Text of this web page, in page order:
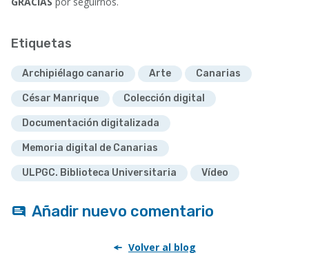
Etiquetas
Archipiélago canario Arte Canarias
César Manrique Colección digital
Documentación digitalizada
Memoria digital de Canarias
ULPGC. Biblioteca Universitaria Vídeo
Añadir nuevo comentario
Volver al blog